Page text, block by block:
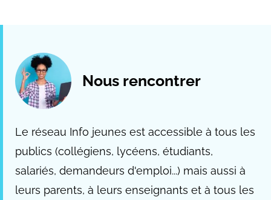
Nous rencontrer
Le réseau Info jeunes est accessible à tous les
publics (collégiens, lycéens, étudiants,
salariés, demandeurs d'emploi...) mais aussi à
leurs parents, à leurs enseignants et à tous les